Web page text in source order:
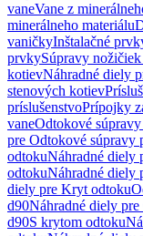
vaneVane z
minerálneho materiálu
vaničkyInštalačné
prvkySúpravy
kotievNáhradné diely
stenových kotiev
príslušenstvoPrípojky
vaneOdtokové
pre Odtokové súpravy
odtokuNáhradné diely
odtokuNáhradné diely
diely pre Kryt odtoku
d90Náhradné diely
d90S krytom odtoku